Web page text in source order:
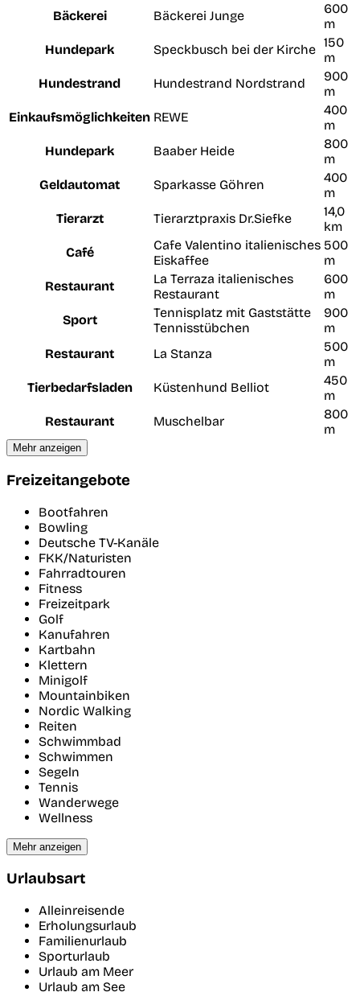
Bäckerei
Bäckerei Junge
600
m
Hundepark
Speckbusch bei der Kirche 150
m
Hundestrand
Hundestrand Nordstrand
900
m
Einkaufsmöglichkeiten REWE
400
m
Hundepark
Baaber Heide
800
m
Geldautomat
Sparkasse Göhren
400
m
Tierarzt
Tierarztpraxis Dr.Siefke
14,0
km
Café
Cafe Valentino italienisches
Eiskaffee
500
m
Restaurant
La Terraza italienisches
Restaurant
600
m
Sport
Tennisplatz mit Gaststätte
Tennisstübchen
900
m
Restaurant
La Stanza
500
m
Tierbedarfsladen
Küstenhund Belliot
450
m
Restaurant
Muschelbar
800
m
Mehr anzeigen
Freizeitangebote
Bootfahren
Bowling
Deutsche TV-Kanäle
FKK/Naturisten
Fahrradtouren
Fitness
Freizeitpark
Golf
Kanufahren
Kartbahn
Klettern
Minigolf
Mountainbiken
Nordic Walking
Reiten
Schwimmbad
Schwimmen
Segeln
Tennis
Wanderwege
Wellness
Mehr anzeigen
Urlaubsart
Alleinreisende
Erholungsurlaub
Familienurlaub
Sporturlaub
Urlaub am Meer
Urlaub am See